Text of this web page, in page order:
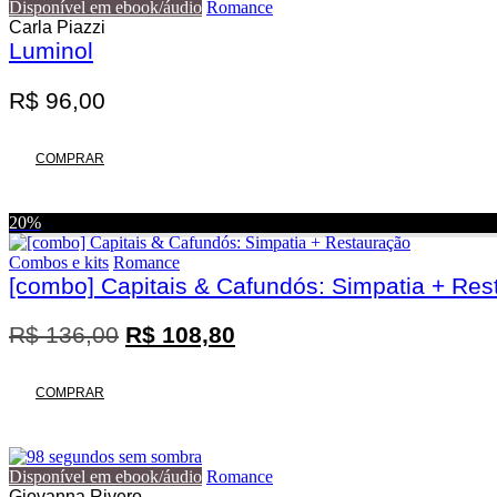
Disponível em ebook/áudio Romance
Carla Piazzi
Luminol
R$ 96,00
COMPRAR
20%
Combos e kits Romance
[combo] Capitais & Cafundós: Simpatia +
R$136,00 O
R$ 108,80
COMPRAR
Disponível em ebook/áudio Romance